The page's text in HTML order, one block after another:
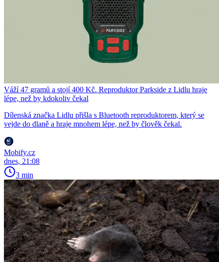
Váží 47 gramů a stojí 400 Kč. Reproduktor Parkside z Lidlu hraje
lépe, než by kdokoliv čekal
Dílenská značka Lidlu přišla s Bluetooth reproduktorem, který se
vejde do dlaně a hraje mnohem lépe, než by člověk čekal.
Mobify.cz
dnes, 21:08
3 min